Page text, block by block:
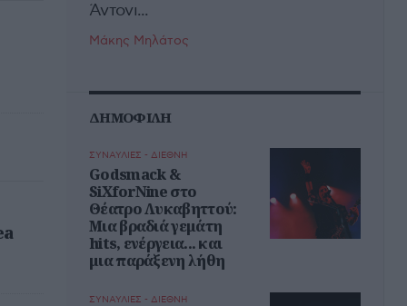
Άντονι...
Μάκης Μηλάτος
ΔΗΜΟΦΙΛΗ
ΣΥΝΑΥΛΙΕΣ - ΔΙΕΘΝΗ
Godsmack &
SiXforNine στο
Θέατρο Λυκαβηττού:
Μια βραδιά γεμάτη
hits, ενέργεια... και
μια παράξενη λήθη
ΣΥΝΑΥΛΙΕΣ - ΔΙΕΘΝΗ